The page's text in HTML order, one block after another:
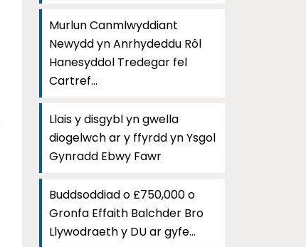
Murlun Canmlwyddiant
Newydd yn Anrhydeddu Rôl
Hanesyddol Tredegar fel
Cartref...
Llais y disgybl yn gwella
diogelwch ar y ffyrdd yn Ysgol
Gynradd Ebwy Fawr
Buddsoddiad o £750,000 o
Gronfa Effaith Balchder Bro
Llywodraeth y DU ar gyfe...